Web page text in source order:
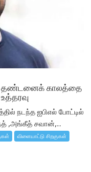
தண்டனைக் காலத்தை
நடந்த ஐபிஎல் போட்டில்
,அங்கீத் சவான்,...
விளையாட்டு சிறகுகள்